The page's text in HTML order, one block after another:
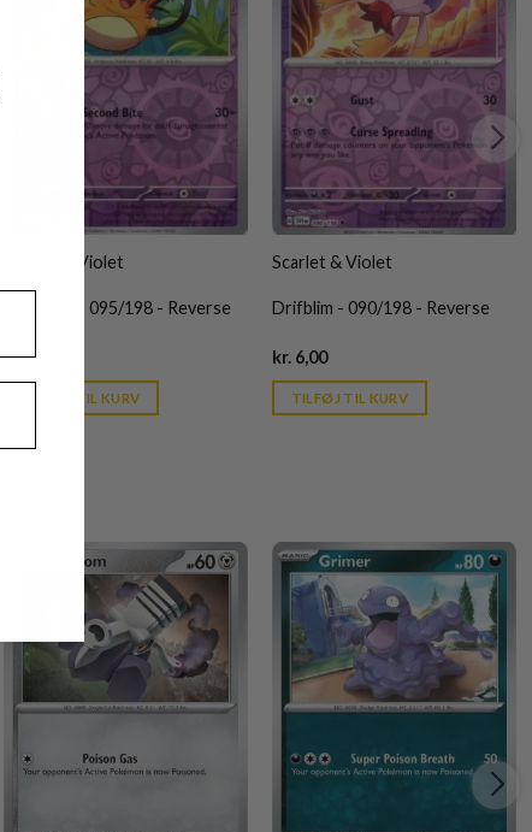
Scarlet & Violet
Dedenne - 095/198 - Reverse
kr.6,00
kr. 39,95.
TILFØJ TIL KURV
Scarlet & Violet
Drifblim - 090/198 - Reverse
kr.6,00Current
is:
kr. 39,95.
TILFØJ TIL KURV